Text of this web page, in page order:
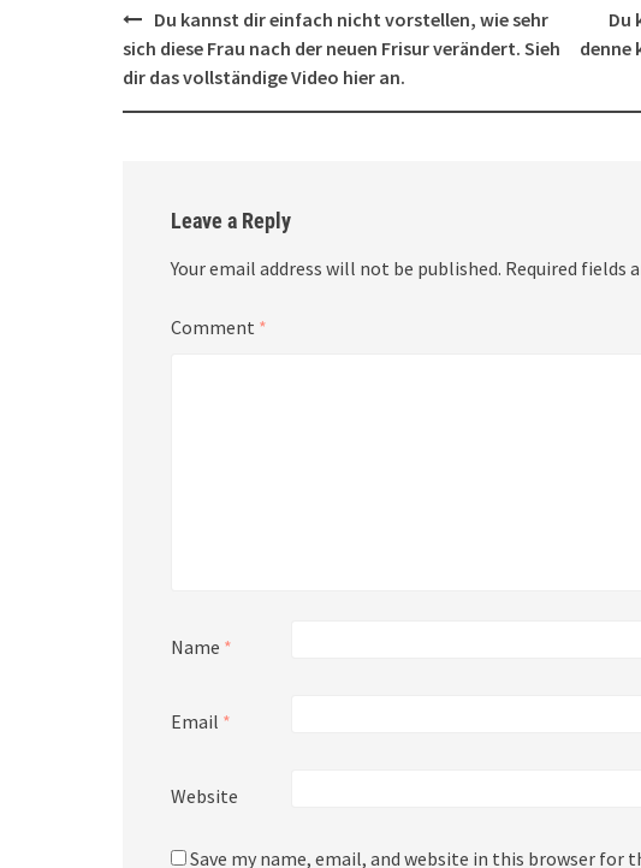
Post
navigation
Du kannst dir einfach nicht vorstellen, wie sehr
sich diese Frau nach der neuen Frisur verändert. Sieh
dir das vollständige Video hier an.
Du
denne
Leave a Reply
Your email address will not be published. Required fields
Comment *
Name *
Email *
Website
Save my name, email, and website in this browser for